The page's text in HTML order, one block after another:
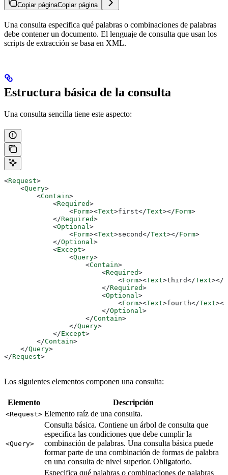
Copiar páginaCopiar página
Una consulta especifica qué palabras o combinaciones de palabras
debe contener un documento. El lenguaje de consulta que usan los
scripts de extracción se basa en XML.
Estructura básica de la consulta
Una consulta sencilla tiene este aspecto:
<Request>
    <
Query>
        <
Contain>
            <
Required>
                <
Form><Text>first</Text></Form>
            </
Required>
            <
Optional >
                <
Form><Text>second</Text></Form>
            </
Optional >
            <
Except>
                <
Query>
                    <
Contain>
                        <
Required>
                            <
Form><Text>third</Text></
                        </
Required>
                        <
Optional >
                            <
Form><Text>fourth</Text></
                        </
Optional >
                    </
Contain>
                </
Query>
            </
Except>
        </
Contain>
    </
Query>
</Request>
Los siguientes elementos componen una consulta:
Elemento Descripción
<Request> Elemento raíz de una consulta.
<Query>
Consulta básica. Contiene un árbol de consulta que
especifica las condiciones que debe cumplir la
combinación de palabras. Una consulta básica puede
formar parte de una combinación de formas de palabra
en una consulta de nivel superior. Obligatorio.
Especifica qué palabras o combinaciones de palabras